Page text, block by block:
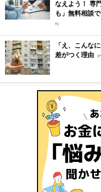
なえよう！ 専
も」無料相談
R]
「え、こんな
差がつく理由